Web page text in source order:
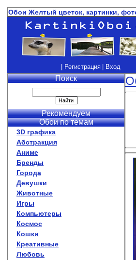
Обои Желтый цветок, картинки,
| Регистрация | Вход
Поиск
Рекомендуем
Обои по темам
3D графика
Абстракция
Аниме
Бренды
Города
Девушки
Животные
Игры
Компьютеры
Космос
Кошки
Креативные
Любовь